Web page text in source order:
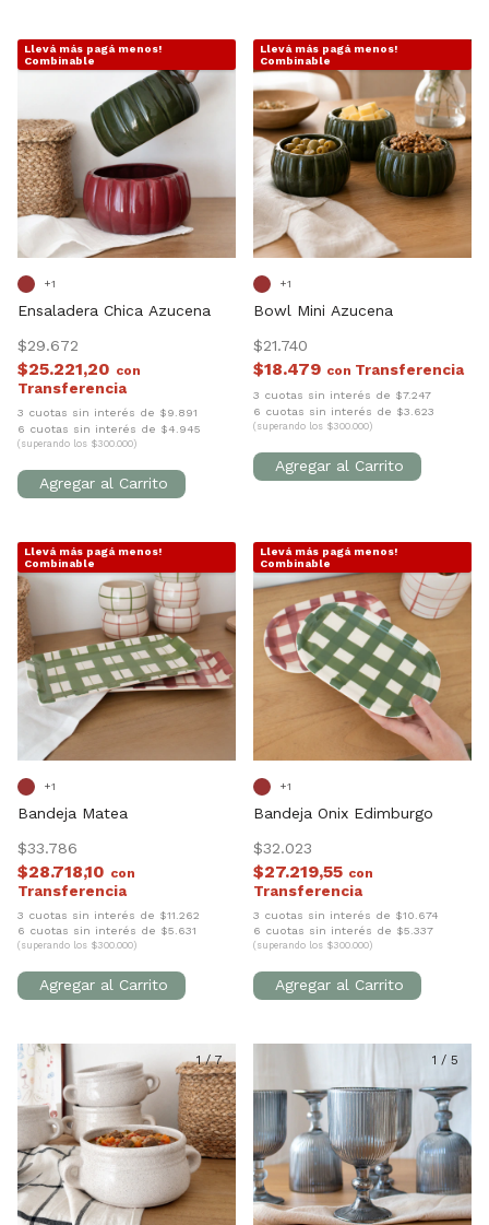
Llevá más pagá menos!
Combinable
Ensaladera Chica Azucena
$29.672
$25.221,20 con
3 cuotas sin interés de $9.891
6 cuotas sin interés de $4.945
(superando los $300.000)
+1
Llevá más pagá menos!
Combinable
Bowl Mini Azucena
$21.740
$18.479 con
3 cuotas sin interés de $7.247
6 cuotas sin interés de $3.623
(superando los $300.000)
+1
Llevá más pagá menos!
Combinable
Bandeja Matea
$33.786
$28.718,10 con
3 cuotas sin interés de $11.262
6 cuotas sin interés de $5.631
(superando los $300.000)
+1
Llevá más pagá menos!
Combinable
Bandeja Onix Edimburgo
$32.023
$27.219,55 con
3 cuotas sin interés de $10.674
6 cuotas sin interés de $5.337
(superando los $300.000)
+1
1/7 1 / 5